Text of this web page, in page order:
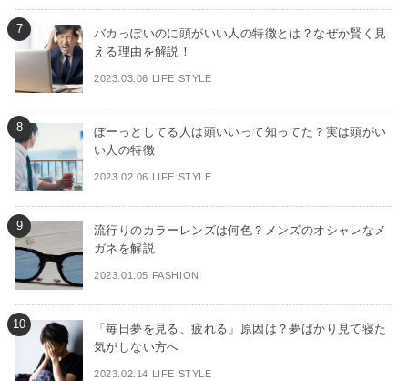
バカっぽいのに頭がいい人の特徴とは？なぜか賢く見
える理由を解説！
2023.03.06 LIFE STYLE
ぼーっとしてる人は頭いいって知ってた？実は頭がい
い人の特徴
2023.02.06 LIFE STYLE
流行りのカラーレンズは何色？メンズのオシャレなメ
ガネを解説
2023.01.05 FASHION
「毎日夢を見る、疲れる」原因は？夢ばかり見て寝た
気がしない方へ
2023.02.14 LIFE STYLE